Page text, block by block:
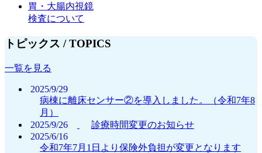
胃・大腸内視鏡
検査について
トピックス /TOPICS
一覧を見る
2025/9/29
病棟に離床センサー②を導入しました。（令和7年8
月）
2025/9/26
診療時間変更のお知らせ
2025/6/16
令和7年7月1日より保険外負担が変更となります